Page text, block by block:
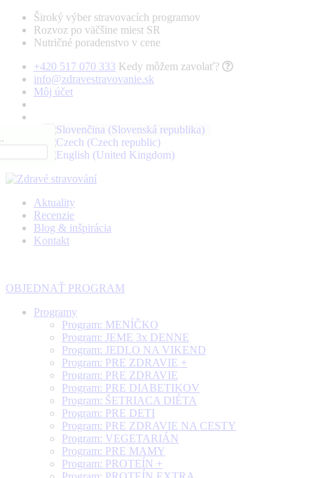
Široký výber stravovacích programov
Rozvoz po väčšine miest SR
Nutričné poradenstvo v cene
+420 517 070 333 Kedy môžem zavolať?
info@zdravestravovanie.sk
Môj účet
Aktuality
Recenzie
Blog & inšpirácia
Kontakt
OBJEDNAŤ PROGRAM
Programy
Program: MENÍČKO
Program: JEME 3x DENNE
Program: JEDLO NA VIKEND
Program: PRE ZDRAVIE +
Program: PRE ZDRAVIE
Program: PRE DIABETIKOV
Program: ŠETRIACA DIÉTA
Program: PRE DETI
Program: PRE ZDRAVIE NA CESTY
Program: VEGETARIÁN
Program: PRE MAMY
Program: PROTEÍN +